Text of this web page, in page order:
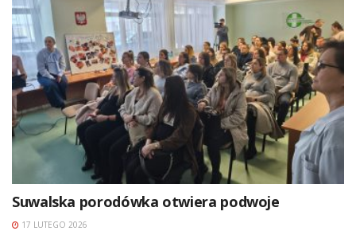
Suwalska porodówka otwiera podwoje
17 LUTEGO 2026